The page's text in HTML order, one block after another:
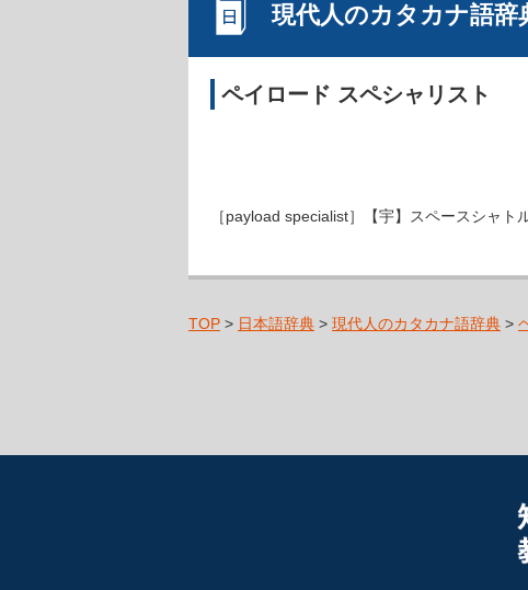
現代人のカタカナ語辞
ペイロード スペシャリスト
［payload specialist］【宇】スペースシャ
TOP > 日本語辞典 > 現代人のカタカナ語辞典 >